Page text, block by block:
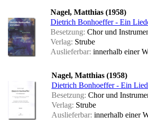
Nagel, Matthias (1958)
Dietrich Bonhoeffer - Ein
Besetzung: Chor und
Verlag: Strube
Auslieferbar: innerhalb einer
Nagel, Matthias (1958)
Dietrich Bonhoeffer - Ein
Besetzung: Chor und
Verlag: Strube
Auslieferbar: innerhalb einer